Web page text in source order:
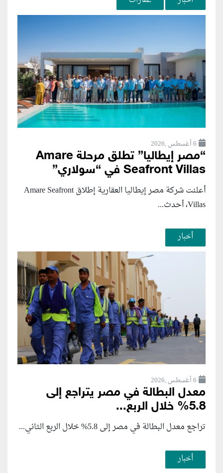
6 أغسطس ,2026
“مصر إيطاليا” تطلق مرحلة Amare
Seafront Villas في “سولاري”
أعلنت شركة مصر إيطاليا العقارية إطلاق Amare Seafront
Villas، أحدث...
أخبار
6 أغسطس ,2026
معدل البطالة في مصر يتراجع إلى
5.8% خلال الربع...
تراجع معدل البطالة في مصر إلى 5.8% خلال الربع الثاني...
أخبار